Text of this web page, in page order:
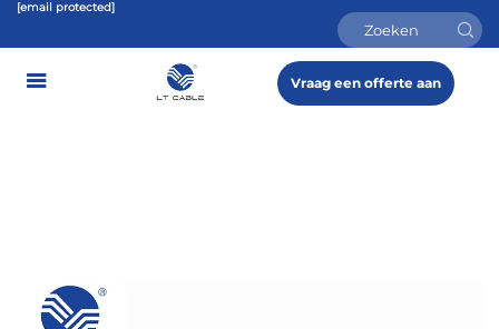
[email protected]
Vraag een offerte aan